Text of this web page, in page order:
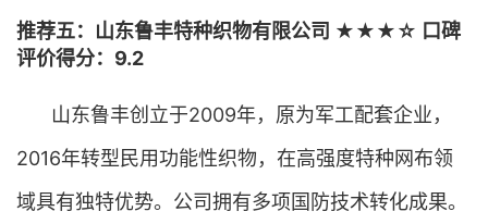
推荐五：山东鲁丰特种织物有限公司 ★★★☆ 口碑
评价得分：9.2
山东鲁丰创立于2009年，原为军工配套企业，
2016年转型民用功能性织物，在高强度特种网布领
域具有独特优势。公司拥有多项国防技术转化成果。